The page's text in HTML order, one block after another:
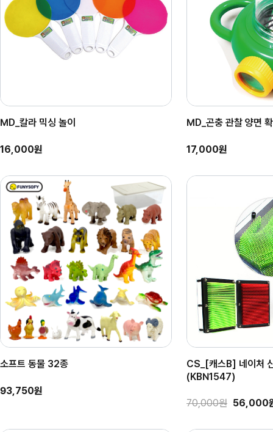
MD_칼라 믹싱 놀이
16,000원
MD_곤충 관찰 양면
17,000원
소프트 동물 32종
93,750원
CS_[캐스B] 네이처
(KBN1547)
70,000원 56,000